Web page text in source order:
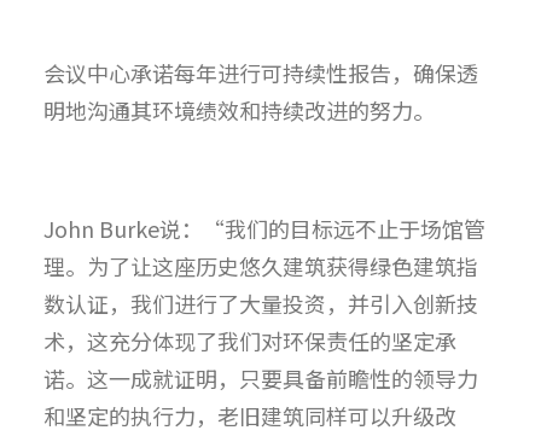
会议中心承诺每年进行可持续性报告，确保透
明地沟通其环境绩效和持续改进的努力。
John Burke说：“我们的目标远不止于场馆管
理。为了让这座历史悠久建筑获得绿色建筑指
数认证，我们进行了大量投资，并引入创新技
术，这充分体现了我们对环保责任的坚定承
诺。这一成就证明，只要具备前瞻性的领导力
和坚定的执行力，老旧建筑同样可以升级改